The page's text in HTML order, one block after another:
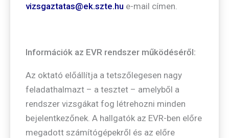
vizsgaztatas@ek.szte.hu e-mail címen.
Információk az EVR rendszer működéséről:
Az oktató előállítja a tetszőlegesen nagy
feladathalmazt – a tesztet – amelyből a
rendszer vizsgákat fog létrehozni minden
bejelentkezőnek. A hallgatók az EVR-ben előre
megadott számítógépekről és az előre